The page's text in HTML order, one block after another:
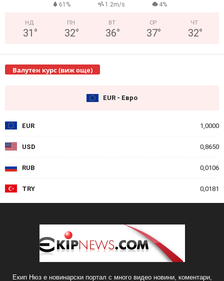
61% 1.2m/s 4%
НД
31 °
ПН
32°
ВТ
36°
СР
37°
ЧТ
32°
Валутен курс (виж още)
EUR - Евро
EUR 1,0000
USD 0,8650
RUB 0,0106
TRY 0,0181
Екип Нюз е новинарски портал с много видео новини, коментари,